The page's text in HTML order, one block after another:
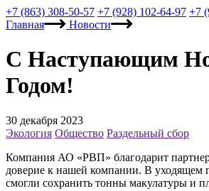
+7 (863) 308-50-57 +7 (928) 102-64-97 +7
Главная
Новости
С Наступающим
Годом!
30 декабря 2023
Экология Общество Раздельный сбор
Компания АО «РВП» благодарит
доверие к нашей компании. В уходящем
смогли сохранить тонны макулатуры и